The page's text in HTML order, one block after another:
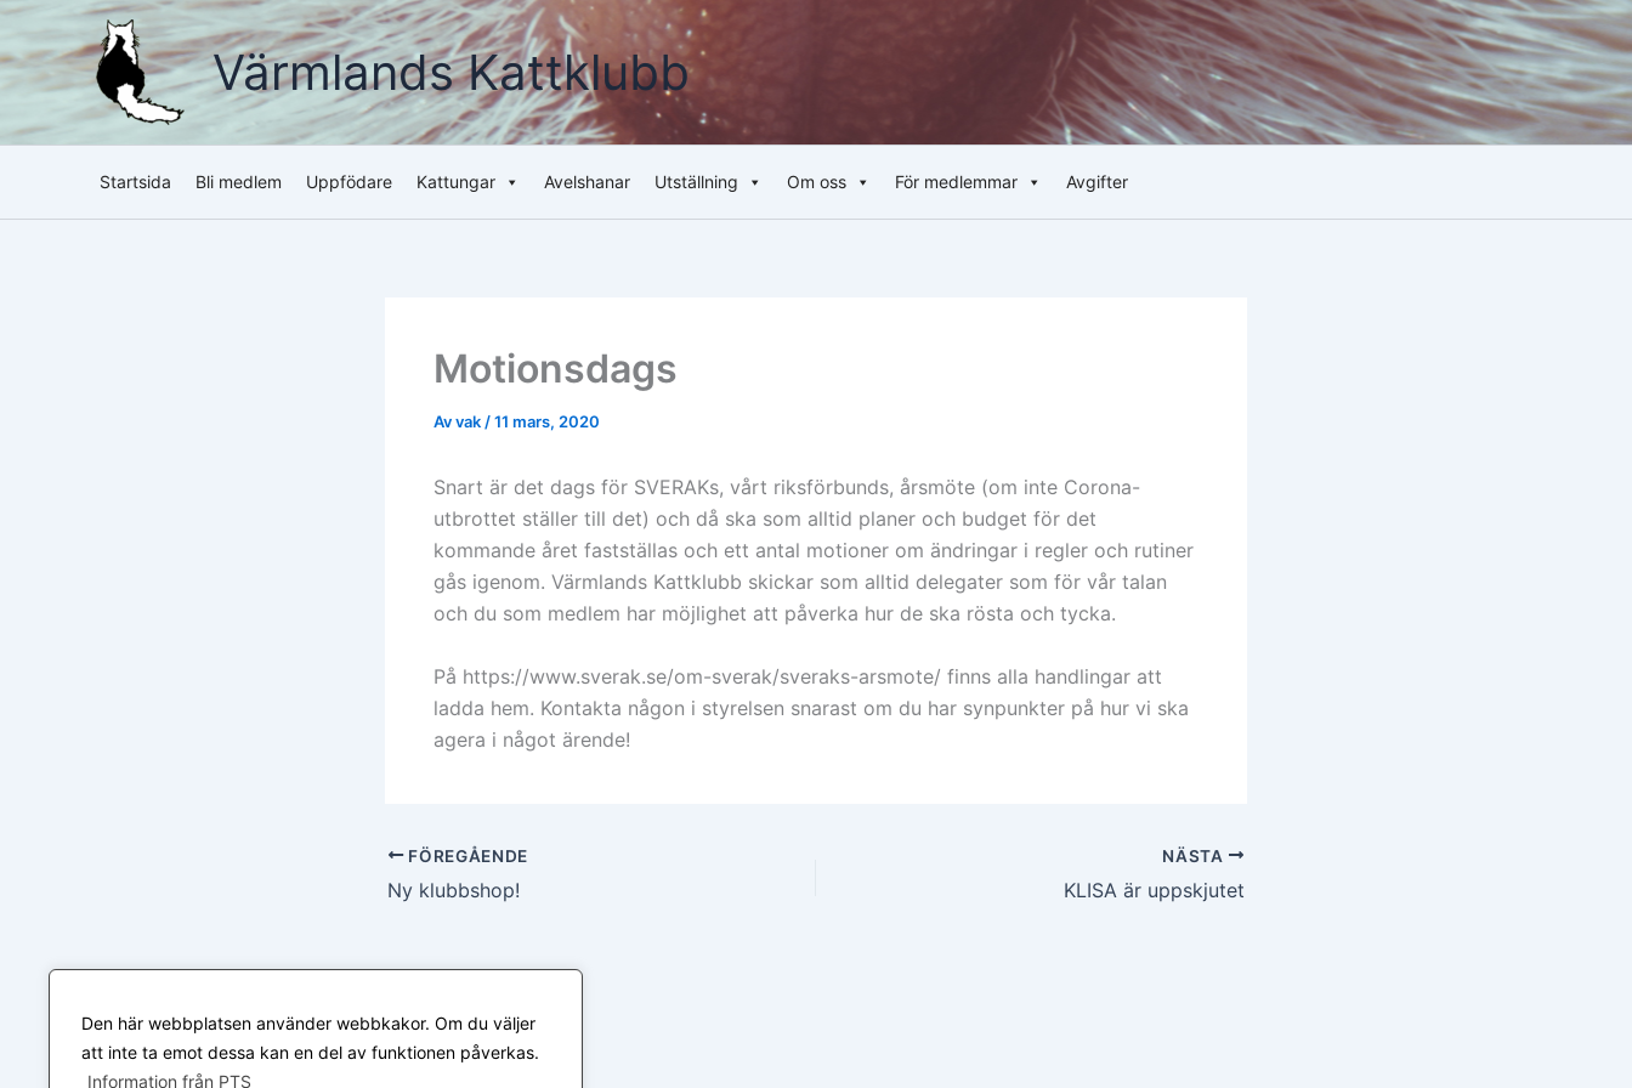
Den här webbplatsen använder webbkakor. Om du väljer
att inte ta emot dessa kan en del av funktionen påverkas.
Information från PTS
Hoppa
innehåll
Värmlands Kattklubb
Startsida Bli medlem Uppfödare Kattungar Avelshanar Utställning Om oss För medlemmar Avgifter
Motionsdags
Avvak /11 mars, 2020
Snart är det dags för SVERAKs, vårt riksförbunds, årsmöte (om inte Corona-
utbrottet ställer till det) och då ska som alltid planer och budget för det
kommande året fastställas och ett antal motioner om ändringar i regler och rutiner
gås igenom. Värmlands Kattklubb skickar som alltid delegater som för vår talan
och du som medlem har möjlighet att påverka hur de ska rösta och tycka.
På https://www.sverak.se/om-sverak/sveraks-arsmote/ finns alla handlingar att
ladda hem. Kontakta någon i styrelsen snarast om du har synpunkter på hur vi ska
agera i något ärende!
FÖREGÅENDE
Ny klubbshop!
NÄSTA
KLISA är uppskjutet